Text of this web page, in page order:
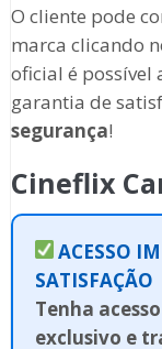
O cliente pode
marca clicando
oficial é possível
garantia de
segurança!
Cineflix
ACESSO
SATISFAÇÃO
Tenha
exclusivo e